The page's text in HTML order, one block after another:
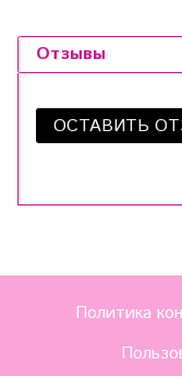
Отзывы
ОСТАВИТЬ
Политика